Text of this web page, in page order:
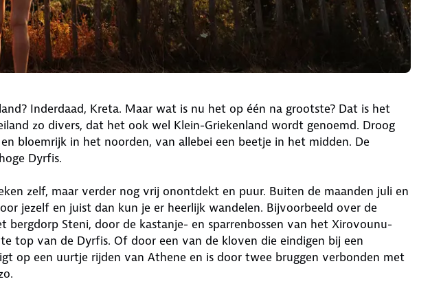
Inderdaad, Kreta. Maar wat is nu het op één na grootste? Dat is het
zo divers, dat het ook wel Klein-Griekenland wordt genoemd. Droog
bloemrijk in het noorden, van allebei een beetje in het midden. De
Dyrfis.
zelf, maar verder nog vrij onontdekt en puur. Buiten de maanden juli en
jezelf en juist dan kun je er heerlijk wandelen. Bijvoorbeeld over de
bergdorp Steni, door de kastanje- en sparrenbossen van het Xirovounu-
top van de Dyrfis. Of door een van de kloven die eindigen bij een
op een uurtje rijden van Athene en is door twee bruggen verbonden met